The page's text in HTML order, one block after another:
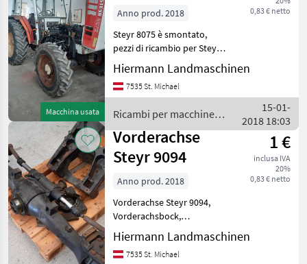
Macchina usata
0,83 € netto
Anno prod. 2018
Steyr 8075 è smontato,
pezzi di ricambio per Steyr
T80 -182 188 190 540 650
760 8000 motori serie alberi
motore parti ingranaggi
macchine
Hiermann Landmaschinen
7535 St. Michael
Ricambi per macchine
agricole / Steyr
15-01-
2018 18:03
Vorderachse
Steyr 9094
1 €
inclusa IVA
20%
0,83 € netto
Anno prod. 2018
Vorderachse Steyr 9094,
Vorderachsbock,
Vorderachslager,
Kardanwelle! Ricambi per
macchine agricole Pezzi per
Hiermann Landmaschinen
7535 St. Michael